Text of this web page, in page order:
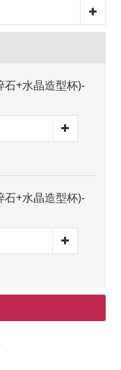
石+水晶造型杯)-
石+水晶造型杯)-